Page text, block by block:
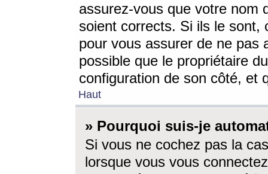
assurez-vous que votre nom
soient corrects. Si ils le sont,
pour vous assurer de ne pas
possible que le propriétaire
configuration de son côté, et
Haut
» Pourquoi suis-je
Si vous ne cochez pas la
lorsque vous vous